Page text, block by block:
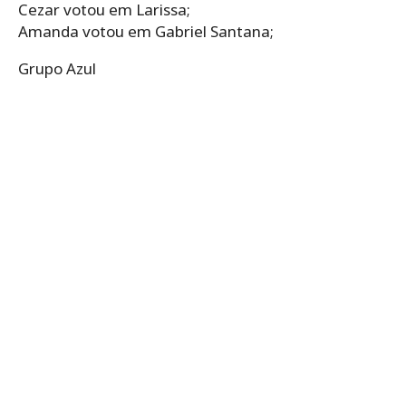
Cezar votou em Larissa;
Amanda votou em Gabriel Santana;
Grupo Azul